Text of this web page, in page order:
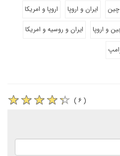
چین ایران و اروپا
اروپا و امریکا
و اروپا
ایران و روسیه و امریکا
( ۶ )